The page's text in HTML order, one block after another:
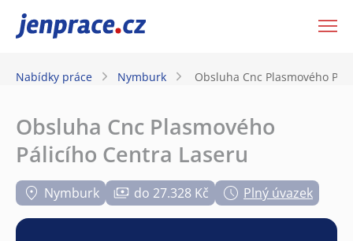
JenPráce.cz
Nabídky práce Nymburk Obsluha Cnc Plasmového
Obsluha Cnc Plasmového
Pálicího Centra Laseru
Nymburk do 27.328 Kč Plný úvazek